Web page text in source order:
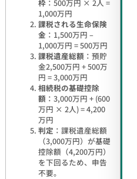
枠 ：500万円 × 2人 =
1,000万円
課税される生命保険
金 ：1,500万円 –
1,000万円 = 500万円
課税遺産総額 ：預貯
金2,500万円 + 500万
円 = 3,000万円
相続税の基礎控除
額 ：3,000万円 + (600
万円 × 2人) = 4,200
万円
判定 ：課税遺産総額
（3,000万円）が基礎
控除額（4,200万円）
を下回るため、申告
不要。